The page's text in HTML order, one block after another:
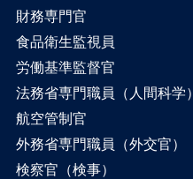
財務専門官
食品衛生監視員
労働基準監督官
法務省専門職員（人間科学）
航空管制官
外務省専門職員（外交官）
検察官（検事）